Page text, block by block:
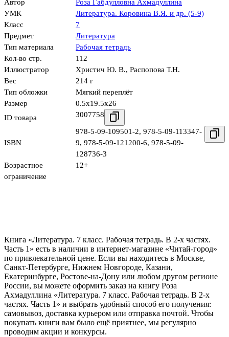
Автор
Роза Габдулловна Ахмадуллина
УМК
Литература. Коровина В.Я. и др. (5-9)
Класс
7
Предмет
Литература
Тип материала
Рабочая тетрадь
Кол-во стр.
112
Иллюстратор
Христич Ю. В., Распопова Т.Н.
Вес
214 г
Тип обложки
Мягкий переплёт
Размер
0.5x19.5x26
ID товара
3007758
ISBN
978-5-09-109501-2, 978-5-09-113347-
9, 978-5-09-121200-6, 978-5-09-
128736-3
Возрастное
ограничение
12+
Книга «Литература. 7 класс. Рабочая тетрадь. В 2-х частях.
Часть 1» есть в наличии в интернет-магазине «Читай-город»
по привлекательной цене. Если вы находитесь в Москве,
Санкт-Петербурге, Нижнем Новгороде, Казани,
Екатеринбурге, Ростове-на-Дону или любом другом регионе
России, вы можете оформить заказ на книгу Роза
Ахмадуллина «Литература. 7 класс. Рабочая тетрадь. В 2-х
частях. Часть 1» и выбрать удобный способ его получения:
самовывоз, доставка курьером или отправка почтой. Чтобы
покупать книги вам было ещё приятнее, мы регулярно
проводим акции и конкурсы.